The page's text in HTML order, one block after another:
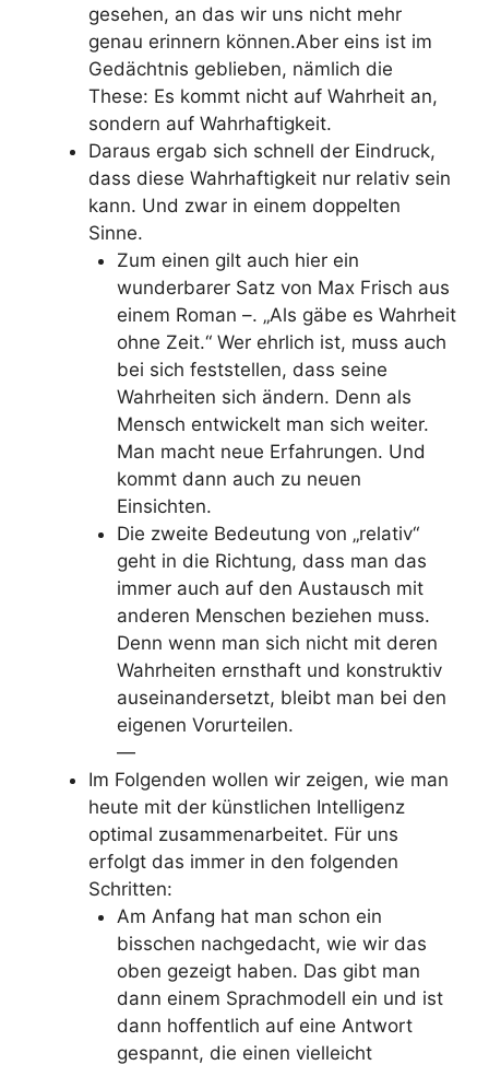
gesehen, an das wir uns nicht mehr
genau erinnern können.Aber eins ist im
Gedächtnis geblieben, nämlich die
These: Es kommt nicht auf Wahrheit an,
sondern auf Wahrhaftigkeit.
Daraus ergab sich schnell der Eindruck,
dass diese Wahrhaftigkeit nur relativ sein
kann. Und zwar in einem doppelten
Sinne.
Zum einen gilt auch hier ein
wunderbarer Satz von Max Frisch aus
einem Roman –. „Als gäbe es Wahrheit
ohne Zeit.“ Wer ehrlich ist, muss auch
bei sich feststellen, dass seine
Wahrheiten sich ändern. Denn als
Mensch entwickelt man sich weiter.
Man macht neue Erfahrungen. Und
kommt dann auch zu neuen
Einsichten.
Die zweite Bedeutung von „relativ“
geht in die Richtung, dass man das
immer auch auf den Austausch mit
anderen Menschen beziehen muss.
Denn wenn man sich nicht mit deren
Wahrheiten ernsthaft und konstruktiv
auseinandersetzt, bleibt man bei den
eigenen Vorurteilen.
—
Im Folgenden wollen wir zeigen, wie man
heute mit der künstlichen Intelligenz
optimal zusammenarbeitet. Für uns
erfolgt das immer in den folgenden
Schritten:
Am Anfang hat man schon ein
bisschen nachgedacht, wie wir das
oben gezeigt haben. Das gibt man
dann einem Sprachmodell ein und ist
dann hoffentlich auf eine Antwort
gespannt, die einen vielleicht